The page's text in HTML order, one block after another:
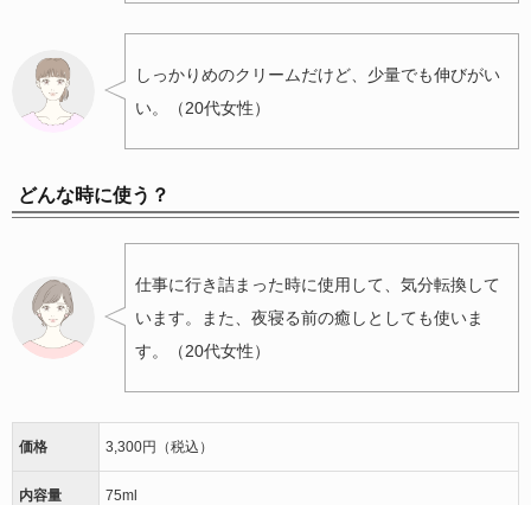
しっかりめのクリームだけど、少量でも伸びがい
い。（20代女性）
どんな時に使う？
仕事に行き詰まった時に使用して、気分転換して
います。また、夜寝る前の癒しとしても使いま
す。（20代女性）
価格 3,300円（税込）
内容量 75ml